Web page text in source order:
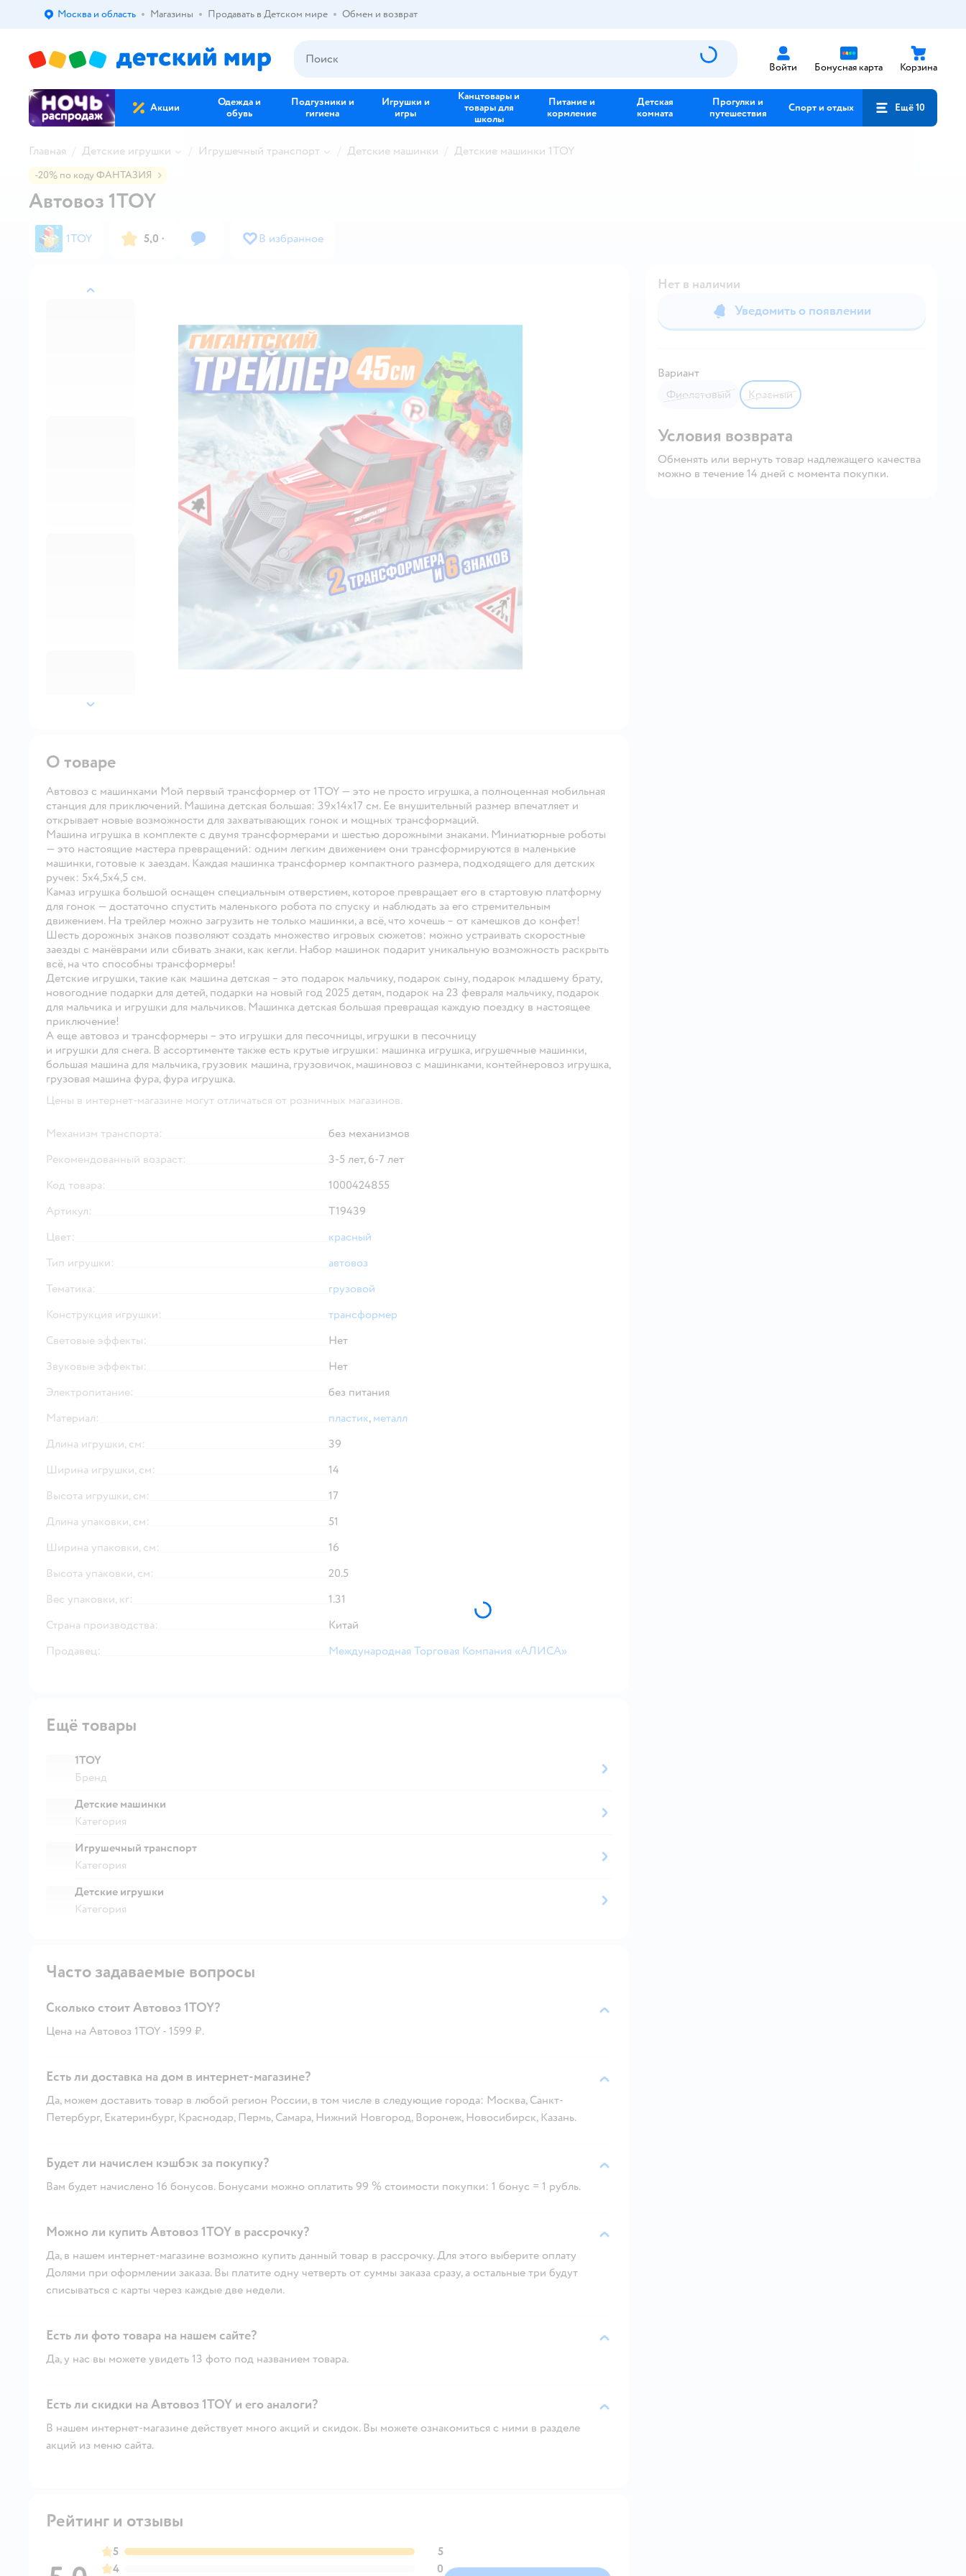
Выбор адреса доставки.
Москва и область Магазины Продавать в Детском мире Обмен и возврат
Войти Бонусная карта Корзина
Акции
Одежда и
обувь
Подгузники и
гигиена
Игрушки и
игры
Канцтовары и
товары для
школы
Питание и
кормление
Детская
комната
Прогулки и
путешествия
Спорт и отдых Ещё 10
Главная Детские игрушки Игрушечный транспорт Детские машинки Детские машинки 1TOY
назад
далее
-20% по коду ФАНТАЗИЯ
Автовоз 1TOY
1TOY 5,0 · В избранное
Нет в наличии
Уведомить о появлении
Вариант
Фиолетовый
Красный
Условия возврата
Обменять или вернуть товар надлежащего качества
можно в течение 14 дней с момента покупки.
О товаре
Автовоз с машинками Мой первый трансформер от 1TOY — это не просто игрушка, а полноценная мобильная
станция для приключений. Машина детская большая: 39x14x17 см. Ее внушительный размер впечатляет и
открывает новые возможности для захватывающих гонок и мощных трансформаций.
Машина игрушка в комплекте с двумя трансформерами и шестью дорожными знаками. Миниатюрные роботы
— это настоящие мастера превращений: одним легким движением они трансформируются в маленькие
машинки, готовые к заездам. Каждая машинка трансформер компактного размера, подходящего для детских
ручек: 5x4,5x4,5 см.
Камаз игрушка большой оснащен специальным отверстием, которое превращает его в стартовую платформу
для гонок — достаточно спустить маленького робота по спуску и наблюдать за его стремительным
движением. На трейлер можно загрузить не только машинки, а всё, что хочешь – от камешков до конфет!
Шесть дорожных знаков позволяют создать множество игровых сюжетов: можно устраивать скоростные
заезды с манёврами или сбивать знаки, как кегли. Набор машинок подарит уникальную возможность раскрыть
всё, на что способны трансформеры!
Детские игрушки, такие как машина детская – это подарок мальчику, подарок сыну, подарок младшему брату,
новогодние подарки для детей, подарки на новый год 2025 детям, подарок на 23 февраля мальчику, подарок
для мальчика и игрушки для мальчиков. Машинка детская большая превращая каждую поездку в настоящее
приключение!
А еще автовоз и трансформеры – это игрушки для песочницы, игрушки в песочницу
и игрушки для снега. В ассортименте также есть крутые игрушки: машинка игрушка, игрушечные машинки,
большая машина для мальчика, грузовик машина, грузовичок, машиновоз с машинками, контейнеровоз игрушка,
грузовая машина фура, фура игрушка.
Цены в интернет-магазине могут отличаться от розничных магазинов.
Механизм транспорта:
без механизмов
Рекомендованный возраст:
3-5 лет, 6-7 лет
Код товара:
1000424855
Артикул:
Т19439
Цвет:
красный
Тип игрушки:
автовоз
Тематика:
грузовой
Конструкция игрушки:
трансформер
Световые эффекты:
Нет
Звуковые эффекты:
Нет
Электропитание:
без питания
Материал:
пластик, металл
Длина игрушки, см:
39
Ширина игрушки, см:
14
Высота игрушки, см:
17
Длина упаковки, см:
51
Ширина упаковки, см:
16
Высота упаковки, см:
20.5
Вес упаковки, кг:
1.31
Страна производства:
Китай
Продавец:
Международная Торговая Компания «АЛИСА»
Ещё товары
1TOY
Бренд
Детские машинки
Категория
Игрушечный транспорт
Категория
Детские игрушки
Категория
Часто задаваемые вопросы
Сколько стоит Автовоз 1TOY?
Цена на Автовоз 1TOY - 1599 ₽.
Есть ли доставка на дом в интернет-магазине?
Да, можем доставить товар в любой регион России, в том числе в следующие города: Москва, Санкт-
Петербург, Екатеринбург, Краснодар, Пермь, Самара, Нижний Новгород, Воронеж, Новосибирск, Казань.
Будет ли начислен кэшбэк за покупку?
Вам будет начислено 16 бонусов. Бонусами можно оплатить 99 % стоимости покупки: 1 бонус = 1 рубль.
Можно ли купить Автовоз 1TOY в рассрочку?
Да, в нашем интернет-магазине возможно купить данный товар в рассрочку. Для этого выберите оплату
Долями при оформлении заказа. Вы платите одну четверть от суммы заказа сразу, а остальные три будут
списываться с карты через каждые две недели.
Есть ли фото товара на нашем сайте?
Да, у нас вы можете увидеть 13 фото под названием товара.
Есть ли скидки на Автовоз 1TOY и его аналоги?
В нашем интернет-магазине действует много акций и скидок. Вы можете ознакомиться с ними в разделе
акций из меню сайта.
Рейтинг и отзывы
5
5
4
0